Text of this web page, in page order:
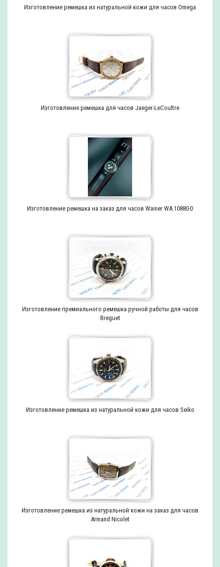
Изготовление ремешка из натуральной кожи для часов Omega
Изготовление ремешка для часов Jaeger-LeCoultre
Изготовление ремешка на заказ для часов Wainer WA.10880-D
Изготовление премиального ремешка ручной работы для часов
Breguet
Изготовление ремешка из натуральной кожи для часов Seiko
Изготовление ремешка из натуральной кожи на заказ для часов
Armand Nicolet